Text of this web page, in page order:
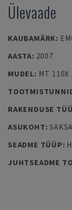
Ülevaade
KAUBAMÄRK:
AASTA: 2007
MUDEL: MT 110X
RAKENDUSE
ASUKOHT:
SEADME TÜÜP:
JUHTSEADME